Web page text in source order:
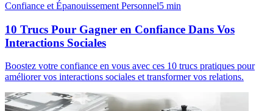
Confiance et Épanouissement Personnel5 min
10 Trucs Pour Gagner en Confiance Dans Vos
Interactions Sociales
Boostez votre confiance en vous avec ces 10 trucs pratiques pour
améliorer vos interactions sociales et transformer vos relations.